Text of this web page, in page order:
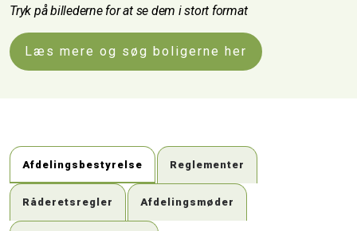
Tryk på billederne for at se dem i stort format
Læs mere og søg boligerne her
Afdelingsbestyrelse Reglementer
Råderetsregler Afdelingsmøder